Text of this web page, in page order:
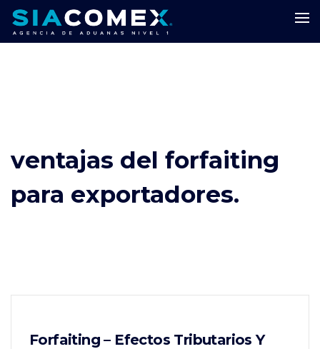
ventajas del forfaiting
para exportadores.
Forfaiting – Efectos Tributarios Y